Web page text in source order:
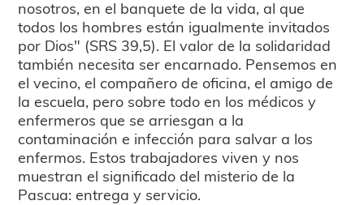
nosotros, en el banquete de la vida, al que
todos los hombres están igualmente invitados
por Dios" (SRS 39,5). El valor de la solidaridad
también necesita ser encarnado. Pensemos en
el vecino, el compañero de oficina, el amigo de
la escuela, pero sobre todo en los médicos y
enfermeros que se arriesgan a la
contaminación e infección para salvar a los
enfermos. Estos trabajadores viven y nos
muestran el significado del misterio de la
Pascua: entrega y servicio.